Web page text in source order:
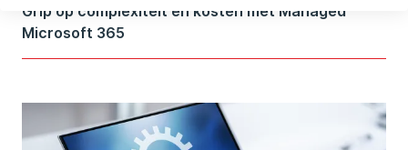
Grip op complexiteit en kosten met Managed
Microsoft 365